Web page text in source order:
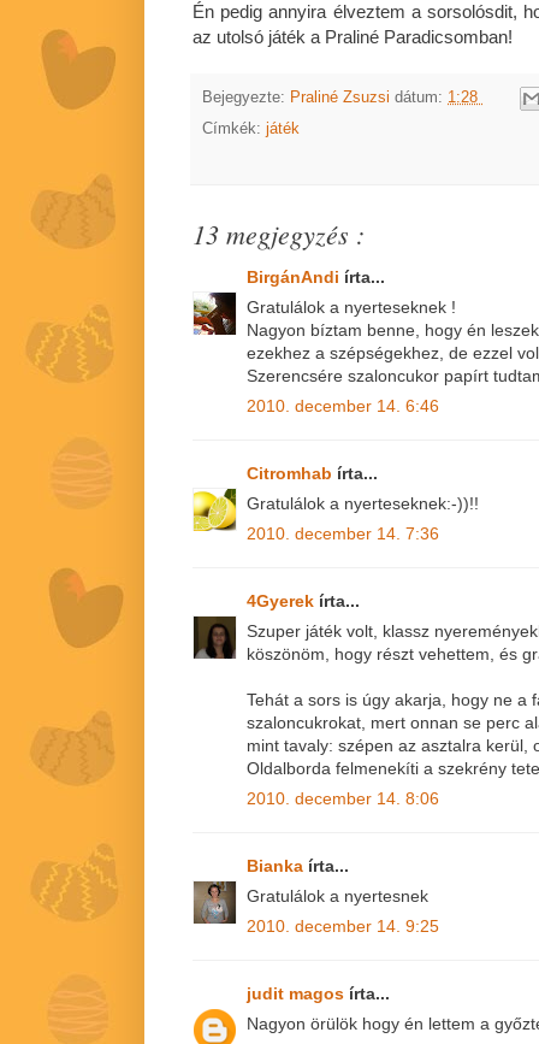
Én pedig annyira élveztem a sorsolósdit,
az utolsó játék a Praliné Paradicsomban!
Bejegyezte: Praliné Zsuzsi dátum: 1:28
Címkék: játék
13 megjegyzés :
BirgánAndi írta...
Gratulálok a nyerteseknek !
Nagyon bíztam benne, hogy én
ezekhez a szépségekhez, de ezzel
Szerencsére szaloncukor papírt
2010. december 14. 6:46
Citromhab írta...
Gratulálok a nyerteseknek:-))!!
2010. december 14. 7:36
4Gyerek írta...
Szuper játék volt, klassz
köszönöm, hogy részt vehettem, és
Tehát a sors is úgy akarja, hogy ne a
szaloncukrokat, mert onnan se perc
mint tavaly: szépen az asztalra kerül,
Oldalborda felmenekíti a szekrény
2010. december 14. 8:06
Bianka írta...
Gratulálok a nyertesnek
2010. december 14. 9:25
judit magos írta...
Nagyon örülök hogy én lettem a